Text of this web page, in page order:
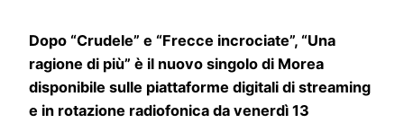
Dopo “Crudele” e “Frecce incrociate”, “Una
ragione di più” è il nuovo singolo di Morea
disponibile sulle piattaforme digitali di streaming
e in rotazione radiofonica da venerdì 13